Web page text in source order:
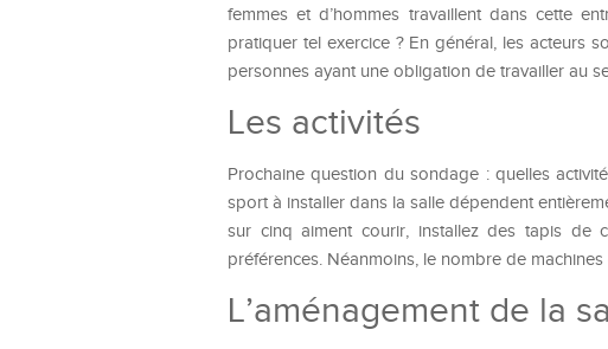
femmes et d’hommes travaillent dans cette
pratiquer tel exercice ? En général, les acteurs
personnes ayant une obligation de travailler au
Les activités
Prochaine question du sondage : quelles
sport à installer dans la salle dépendent
sur cinq aiment courir, installez des tapis de
préférences. Néanmoins, le nombre de
L’aménagement de la